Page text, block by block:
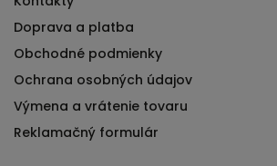
Doprava a platba
Obchodné podmienky
Ochrana osobných údajov
Výmena a vrátenie tovaru
Reklamačný formulár